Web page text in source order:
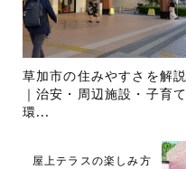
草加市の住みやすさを解説
｜治安・周辺施設・子育て
環...
屋上テラスの楽しみ方